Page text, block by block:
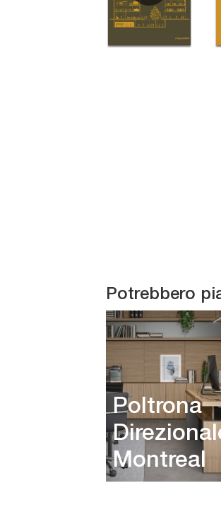
Potrebbero
Poltrona
Montreal